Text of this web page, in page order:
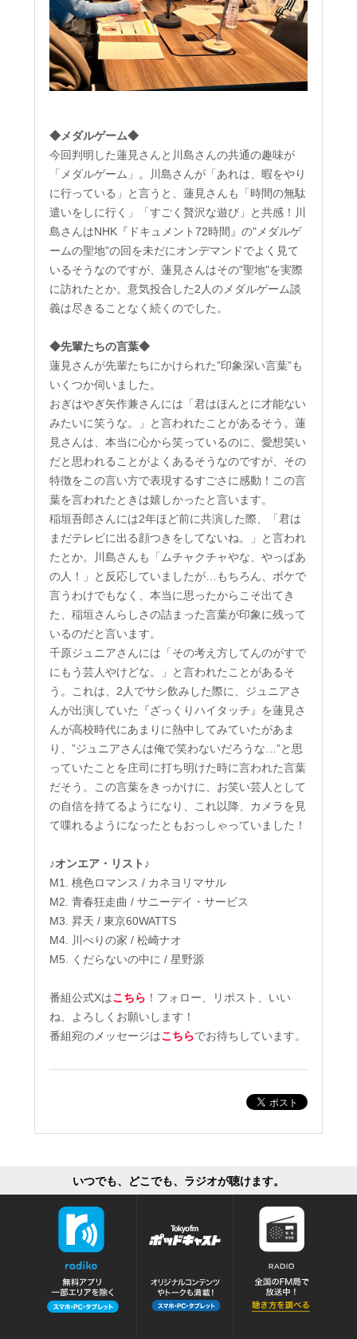
◆メダルゲーム◆
今回判明した蓮見さんと川島さんの共通の趣味が
「メダルゲーム」。川島さんが「あれは、暇をやり
に行っている」と言うと、蓮見さんも「時間の無駄
遣いをしに行く」「すごく贅沢な遊び」と共感！川
島さんはNHK『ドキュメント72時間』の"メダルゲ
ームの聖地"の回を未だにオンデマンドでよく見て
いるそうなのですが、蓮見さんはその"聖地"を実際
に訪れたとか。意気投合した2人のメダルゲーム談
義は尽きることなく続くのでした。
◆先輩たちの言葉◆
蓮見さんが先輩たちにかけられた”印象深い言葉”も
いくつか伺いました。
おぎはやぎ矢作兼さんには「君はほんとに才能ない
みたいに笑うな。」と言われたことがあるそう。蓮
見さんは、本当に心から笑っているのに、愛想笑い
だと思われることがよくあるそうなのですが、その
特徴をこの言い方で表現するすごさに感動！この言
葉を言われたときは嬉しかったと言います。
稲垣吾郎さんには2年ほど前に共演した際、「君は
まだテレビに出る顔つきをしてないね。」と言われ
たとか。川島さんも「ムチャクチャやな、やっぱあ
の人！」と反応していましたが…もちろん、ボケで
言うわけでもなく、本当に思ったからこそ出てき
た、稲垣さんらしさの詰まった言葉が印象に残って
いるのだと言います。
千原ジュニアさんには「その考え方してんのがすで
にもう芸人やけどな。」と言われたことがあるそ
う。これは、2人でサシ飲みした際に、ジュニアさ
んが出演していた『ざっくりハイタッチ』を蓮見さ
んが高校時代にあまりに熱中してみていたがあま
り、”ジュニアさんは俺で笑わないだろうな…”と思
っていたことを庄司に打ち明けた時に言われた言葉
だそう。この言葉をきっかけに、お笑い芸人として
の自信を持てるようになり、これ以降、カメラを見
て喋れるようになったともおっしゃっていました！
♪オンエア・リスト♪
M1. 桃色ロマンス / カネヨリマサル
M2. 青春狂走曲 / サニーデイ・サービス
M3. 昇天 / 東京60WATTS
M4. 川べりの家 / 松崎ナオ
M5. くだらないの中に / 星野源
番組公式Xはこちら ！フォロー、リポスト、いい
ね、よろしくお願いします！
番組宛のメッセージはこちらでお待ちしています。
いつでも、どこでも、ラジオが聴けます。